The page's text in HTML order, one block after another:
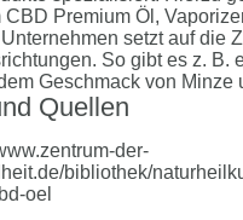
CBD Premium Öl,
setzt auf die
So gibt es z. B.
Geschmack von Minze
Quellen
der-
bibliothek/
oel